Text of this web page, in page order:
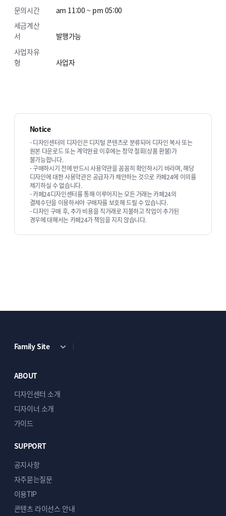
8. SNS링크 수정 고객님의 sns링크로 수정 해 드립니다.
9. 기타부분
디자인스튜디오 순희의 다른 상품 보기
문의시간
am 11:00 ~ pm 05:00
세금계산
서
발행가능
사업자유
형
사업자
Notice
- 디자인센터의 디자인은 디지털 콘텐츠로 분류되어 디자인 복사 또는
원본 다운로드 또는 계약완료 이후에는 청약 철회(상품 환불)가
불가능합니다.
- 구매하시기 전에 반드시 사용약관을 꼼꼼히 확인하시기 바라며, 해당
디자인에 대한 사용약관은 공급자가 제안하는 것으로 카페24에 이의를
제기하실 수 없습니다.
- 카페24디자인센터를 통해 이루어지는 모든 거래는 카페24의
결제수단을 이용하셔야 구매자를 보호해 드릴 수 있습니다.
- 디자인 구매 후, 추가 비용을 직거래로 지불하고 작업이 추가된
경우에 대해서는 카페24가 책임을 지지 않습니다.
Family Site
ABOUT
디자인센터 소개
디자이너 소개
가이드
SUPPORT
공지사항
자주묻는질문
이용TIP
콘텐츠 라이선스 안내